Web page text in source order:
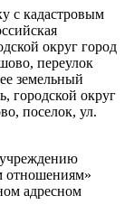
с кадастровым
округ город
переулок
земельный
городской округ
поселок, ул.
отношениям»
адресном